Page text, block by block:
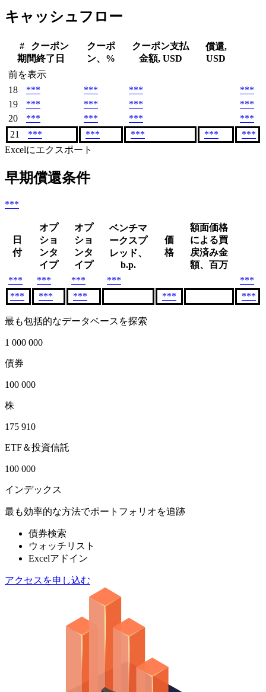
キャッシュフロー
#
クーポン
期間終了日
クーポ
ン、%
クーポン支払
金額, USD
償還,
USD
前を表示
18
*** *** ***
***
19
*** *** ***
***
20
*** *** ***
***
21
*** *** *** ***
***
Excelにエクスポート
早期償還条件
***
日
付
オプ
ショ
ンタ
イプ
オプ
ショ
ンタ
イプ
ベンチマ
ークスプ
レッド、
b.p.
価
格
額面価格
による買
戻済み金
額、百万
***
*** *** ***
***
***
*** *** *** ***
最も包括的なデータベースを探索
1 000 000
債券
100 000
株
175 910
ETF＆投資信託
100 000
インデックス
最も効率的な方法でポートフォリオを追跡
債券検索
ウォッチリスト
Excelアドイン
アクセスを申し込む